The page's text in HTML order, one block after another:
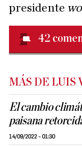
presidente
42
MÁS DE LUIS
El cambio
paisana
14/09/2022 - 01:30